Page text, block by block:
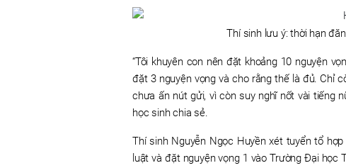
Thí sinh lưu ý: thời hạn
“Tôi khuyên con nên đặt khoảng 10 nguyện
đặt 3 nguyện vọng và cho rằng thế là đủ. Chỉ
chưa ấn nút gửi, vì còn suy nghĩ nốt vài tiếng
học sinh chia sẻ.
Thí sinh Nguyễn Ngọc Huyền xét tuyển tổ
luật và đặt nguyện vọng 1 vào Trường Đại học